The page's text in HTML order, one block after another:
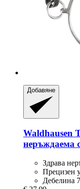
Добавяне
Waldhausen
неръждаема
Здрава
Прецизен
Дебелина